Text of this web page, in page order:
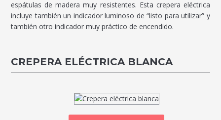
espátulas de madera muy resistentes. Esta crepera eléctrica
incluye también un indicador luminoso de “listo para utilizar” y
también otro indicador muy práctico de encendido.
CREPERA ELÉCTRICA BLANCA